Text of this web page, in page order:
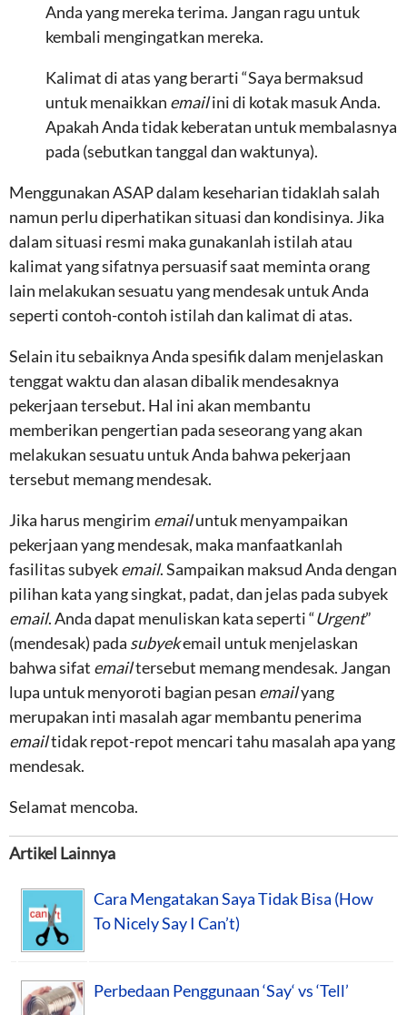
Anda yang mereka terima. Jangan ragu untuk
kembali mengingatkan mereka.
Kalimat di atas yang berarti “Saya bermaksud
untuk menaikkan emailini di kotak masuk Anda.
Apakah Anda tidak keberatan untuk membalasnya
pada (sebutkan tanggal dan waktunya).
Menggunakan ASAP dalam keseharian tidaklah salah
namun perlu diperhatikan situasi dan kondisinya. Jika
dalam situasi resmi maka gunakanlah istilah atau
kalimat yang sifatnya persuasif saat meminta orang
lain melakukan sesuatu yang mendesak untuk Anda
seperti contoh-contoh istilah dan kalimat di atas.
Selain itu sebaiknya Anda spesifik dalam menjelaskan
tenggat waktu dan alasan dibalik mendesaknya
pekerjaan tersebut. Hal ini akan membantu
memberikan pengertian pada seseorang yang akan
melakukan sesuatu untuk Anda bahwa pekerjaan
tersebut memang mendesak.
Jika harus mengirim emailuntuk menyampaikan
pekerjaan yang mendesak, maka manfaatkanlah
fasilitas subyekemail. Sampaikan maksud Anda dengan
pilihan kata yang singkat, padat, dan jelas pada subyek
email. Anda dapat menuliskan kata seperti “Urgent”
(mendesak) pada subyekemail untuk menjelaskan
bahwa sifat emailtersebut memang mendesak. Jangan
lupa untuk menyoroti bagian pesan emailyang
merupakan inti masalah agar membantu penerima
emailtidak repot-repot mencari tahu masalah apa yang
mendesak.
Selamat mencoba.
Artikel Lainnya
Cara Mengatakan Saya Tidak Bisa (How
To Nicely Say I Can’t)
Perbedaan Penggunaan ‘Say‘ vs ‘Tell’